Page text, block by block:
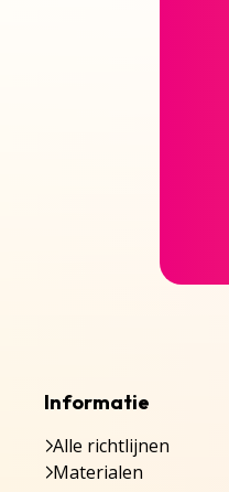
Informatie
Alle richtlijnen
Materialen